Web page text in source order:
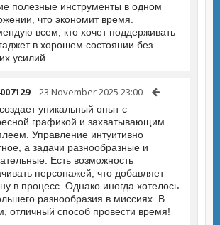
полезные инструменты в одном
что экономит время.
всем, кто хочет поддерживать
в хорошем состоянии без
усилий.
23 November 2025 23:00
уникальный опыт с
графикой и захватывающим
Управление интуитивно
а задачи разнообразные и
Есть возможность
персонажей, что добавляет
в процесс. Однако иногда хотелось
разнообразия в миссиях. В
отличный способ провести время!